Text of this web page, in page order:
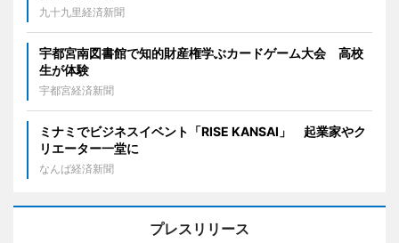
九十九里経済新聞
宇都宮南図書館で知的財産権学ぶカードゲーム大会 高校
生が体験
宇都宮経済新聞
ミナミでビジネスイベント「RISE KANSAI」 起業家やク
リエーター一堂に
なんば経済新聞
プレスリリース